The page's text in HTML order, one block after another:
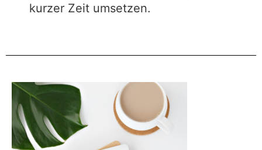
kurzer Zeit umsetzen.